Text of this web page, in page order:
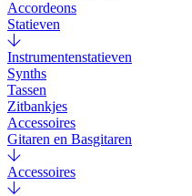
Accordeons
Statieven
Instrumentenstatieven
Synths
Tassen
Zitbankjes
Accessoires
Gitaren en Basgitaren
Accessoires